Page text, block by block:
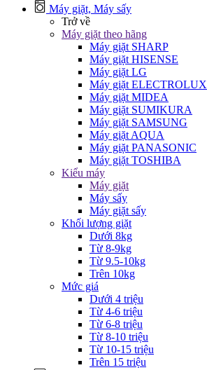
Máy giặt, Máy sấy
Trở về
Máy giặt theo hãng
Máy giặt SHARP
Máy giặt HISENSE
Máy giặt LG
Máy giặt ELECTROLUX
Máy giặt MIDEA
Máy giặt SUMIKURA
Máy giặt SAMSUNG
Máy giặt AQUA
Máy giặt PANASONIC
Máy giặt TOSHIBA
Kiểu máy
Máy giặt
Máy sấy
Máy giặt sấy
Khối lượng giặt
Dưới 8kg
Từ 8-9kg
Từ 9.5-10kg
Trên 10kg
Mức giá
Dưới 4 triệu
Từ 4-6 triệu
Từ 6-8 triệu
Từ 8-10 triệu
Từ 10-15 triệu
Trên 15 triệu